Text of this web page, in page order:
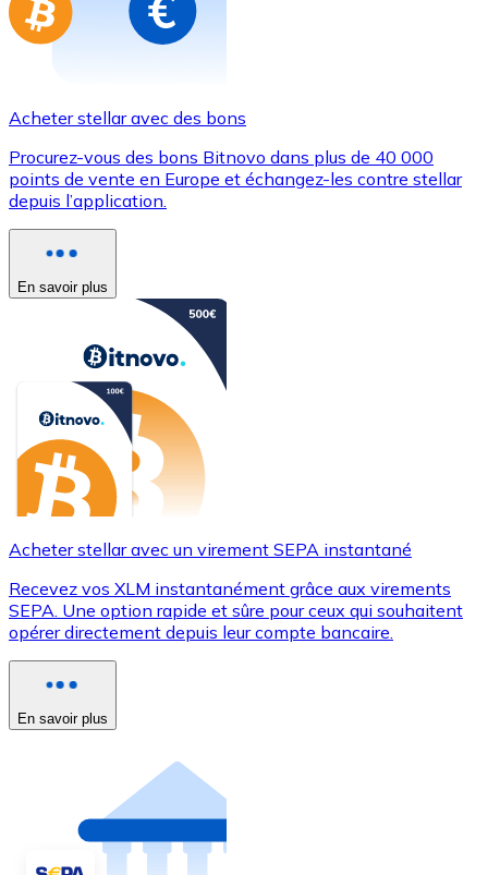
Acheter stellar avec des bons
Procurez-vous des bons Bitnovo dans plus de 40 000
points de vente en Europe et échangez-les contre stellar
depuis l’application.
En savoir plus
Acheter stellar avec un virement SEPA instantané
Recevez vos XLM instantanément grâce aux virements
SEPA. Une option rapide et sûre pour ceux qui souhaitent
opérer directement depuis leur compte bancaire.
En savoir plus